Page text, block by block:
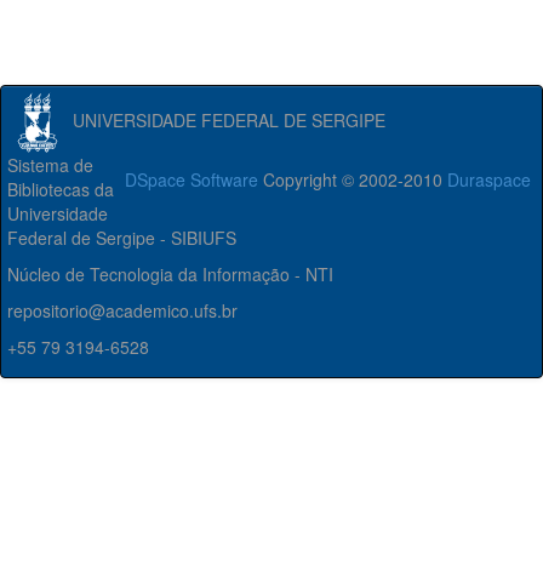
UNIVERSIDADE FEDERAL DE SERGIPE
DSpace Software Copyright © 2002-2010 Duraspace
Sistema de
Bibliotecas da
Universidade
Federal de Sergipe - SIBIUFS
Núcleo de Tecnologia da Informação - NTI
repositorio@academico.ufs.br
+55 79 3194-6528